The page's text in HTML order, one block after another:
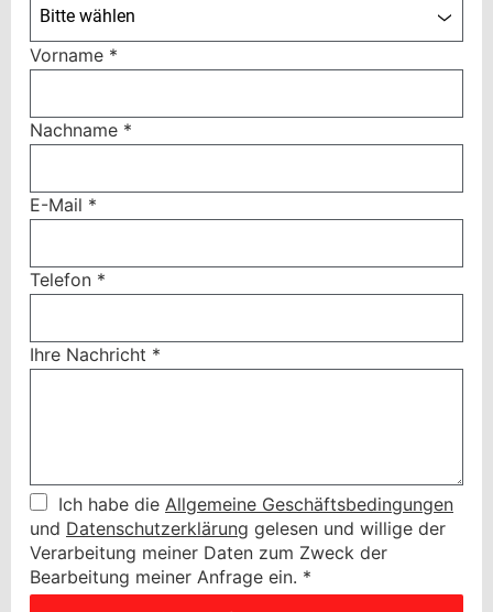
Bitte wählen
Vorname *
Nachname *
E-Mail *
Telefon *
Ihre Nachricht *
Ich habe die Allgemeine Geschäftsbedingungen
und Datenschutzerklärung gelesen und willige der
Verarbeitung meiner Daten zum Zweck der
Bearbeitung meiner Anfrage ein. *